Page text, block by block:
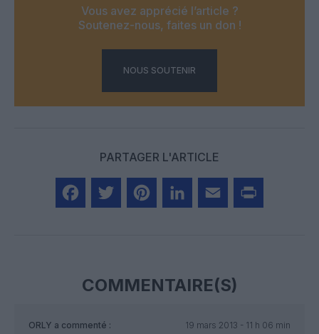
Vous avez apprécié l’article ?
Soutenez-nous, faites un don !
NOUS SOUTENIR
PARTAGER L'ARTICLE
COMMENTAIRE(S)
ORLY a commenté :
19 mars 2013 - 11 h 06 min